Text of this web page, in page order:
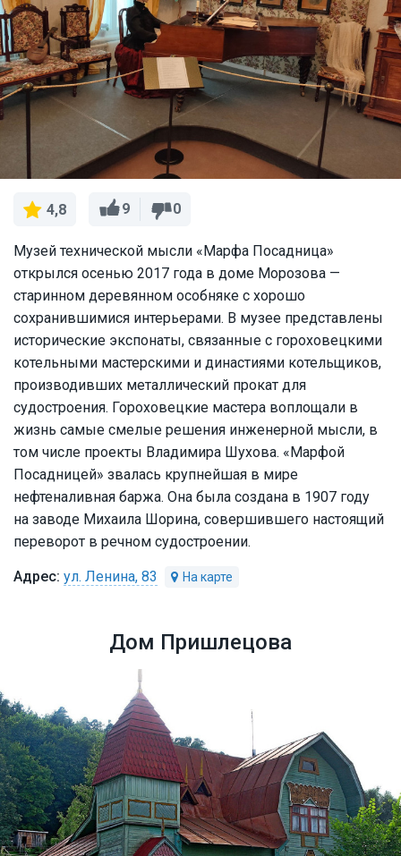
4,8 9 0
Музей технической мысли «Марфа Посадница»
открылся осенью 2017 года в доме Морозова —
старинном деревянном особняке с хорошо
сохранившимися интерьерами. В музее представлены
исторические экспонаты, связанные с гороховецкими
котельными мастерскими и династиями котельщиков,
производивших металлический прокат для
судостроения. Гороховецкие мастера воплощали в
жизнь самые смелые решения инженерной мысли, в
том числе проекты Владимира Шухова. «Марфой
Посадницей» звалась крупнейшая в мире
нефтеналивная баржа. Она была создана в 1907 году
на заводе Михаила Шорина, совершившего настоящий
переворот в речном судостроении.
ул. Ленина, 83
Дом Пришлецова